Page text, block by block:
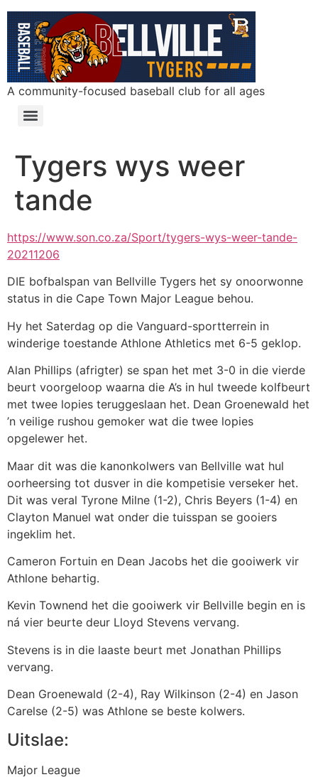
A community-focused baseball club for all ages
Tygers wys weer
tande
https://www.son.co.za/Sport/tygers-wys-weer-tande-
20211206
DIE bofbalspan van Bellville Tygers het sy onoorwonne
status in die Cape Town Major League behou.
Hy het Saterdag op die Vanguard-sportterrein in
winderige toestande Athlone Athletics met 6-5 geklop.
Alan Phillips (afrigter) se span het met 3-0 in die vierde
beurt voorgeloop waarna die A’s in hul tweede kolfbeurt
met twee lopies teruggeslaan het. Dean Groenewald het
’n veilige rushou gemoker wat die twee lopies
opgelewer het.
Maar dit was die kanonkolwers van Bellville wat hul
oorheersing tot dusver in die kompetisie verseker het.
Dit was veral Tyrone Milne (1-2), Chris Beyers (1-4) en
Clayton Manuel wat onder die tuisspan se gooiers
ingeklim het.
Cameron Fortuin en Dean Jacobs het die gooiwerk vir
Athlone behartig.
Kevin Townend het die gooiwerk vir Bellville begin en is
ná vier beurte deur Lloyd Stevens vervang.
Stevens is in die laaste beurt met Jonathan Phillips
vervang.
Dean Groenewald (2-4), Ray Wilkinson (2-4) en Jason
Carelse (2-5) was Athlone se beste kolwers.
Uitslae:
Major League